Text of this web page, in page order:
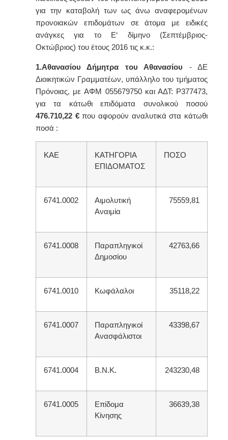
για την καταβολή των ως άνω αναφερομένων
προνοιακών επιδομάτων σε άτομα με ειδικές
ανάγκες για το
Ε‘ δίμηνο (Σεπτέμβριος-
Οκτώβριος) του έτους 2016 τις κ.κ.:
1.Αθανασίου Δήμητρα του Αθανασίου - ΔΕ
Διοικητικών Γραμματέων, υπάλληλο του τμήματος
Πρόνοιας, με ΑΦΜ 055679750 και ΑΔΤ: Ρ377473,
για τα κάτωθι επιδόματα συνολικού ποσού
476.710,22 € που αφορούν αναλυτικά στα κάτωθι
ποσά :
ΚΑΕ
ΚΑΤΗΓΟΡΙΑ
ΕΠΙΔΟΜΑΤΟΣ
ΠΟΣΟ
6741.0002
Αιμολυτική
Αναιμία
75559,81
6741.0008
Παραπληγικοί
Δημοσίου
42763,66
6741.0010 Κωφάλαλοι 35118,22
6741.0007
Παραπληγικοί
Ανασφάλιστοι
43398,67
6741.0004 Β.Ν.Κ. 243230,48
6741.0005
Επίδομα
Κίνησης
36639,38